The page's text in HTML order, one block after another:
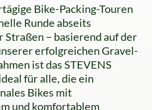
Bike-Packing-Touren
Runde abseits
– basierend auf der
erfolgreichen Gravel-
ist das STEVENS
für alle, die ein
Bikes mit
und komfortablem